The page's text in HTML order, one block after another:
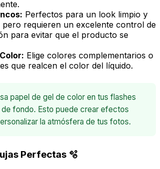
Perfectos para un look limpio y
pero requieren un excelente control de
para evitar que el producto se
Elige colores complementarios o
que realcen el color del líquido.
papel de gel de color en tus flashes
de fondo. Esto puede crear efectos
la atmósfera de tus fotos.
Perfectas 🫧